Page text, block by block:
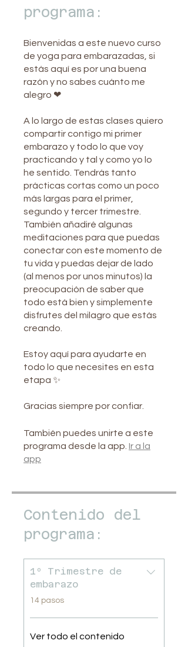
programa:
Bienvenidas a este nuevo curso
de yoga para embarazadas, si
estás aquí es por una buena
razón y no sabes cuánto me
alegro ❤︎
A lo largo de estas clases quiero
compartir contigo mi primer
embarazo y todo lo que voy
practicando y tal y como yo lo
he sentido. Tendrás tanto
prácticas cortas como un poco
más largas para el primer,
segundo y tercer trimestre.
También añadiré algunas
meditaciones para que puedas
conectar con este momento de
tu vida y puedas dejar de lado
(al menos por unos minutos) la
preocupación de saber que
todo está bien y simplemente
disfrutes del milagro que estás
creando.
Estoy aquí para ayudarte en
todo lo que necesites en esta
etapa ✨
Gracias siempre por confiar.
También puedes unirte a este
programa desde la app. Ir a la
app
Contenido del
programa:
1º Trimestre de
embarazo
.
14 pasos
Ver todo el contenido